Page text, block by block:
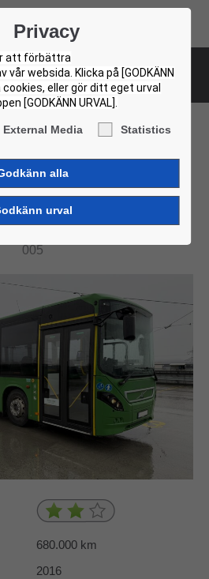
Privacy
att förbättra
vår websida. Klicka på [GODKÄNN
eller gör ditt eget urval
[GODKÄNN URVAL].
External Media Statistics
Details
8900 LE. 38
005
680.000 km
2016